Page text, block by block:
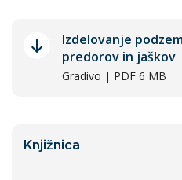
Izdelovanje
predorov in jaškov
Gradivo | PDF 6 MB
Knjižnica